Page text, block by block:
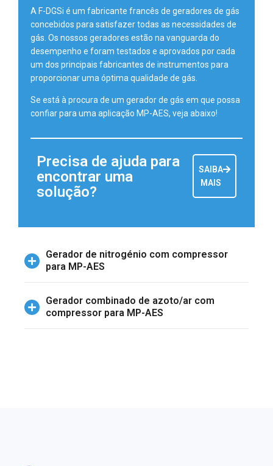
A F-DGSi é um fabricante francês de geradores de gás
concebidos para satisfazer todas as necessidades de
gás. Os nossos geradores estão na vanguarda do
desempenho e foram testados e aprovados por cada
um dos principais fabricantes de instrumentos para
proporcionar uma óptima qualidade de gás.
Se está à procura de um gerador de gás em que possa
confiar para uma aplicação MP-AES, veja abaixo!
Precisa de ajuda para
encontrar uma
solução?
SAIBA
MAIS
Gerador de nitrogénio com compressor
para MP-AES
Gerador combinado de azoto/ar com
compressor para MP-AES